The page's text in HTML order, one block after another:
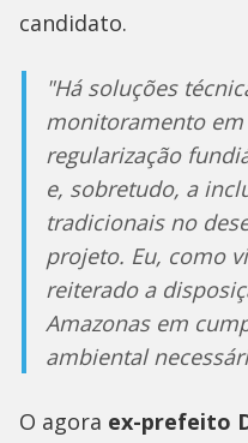
candidato.
"Há soluções
monitoramento
regularização
e, sobretudo, a
tradicionais no
projeto. Eu, como
reiterado a
Amazonas em
ambiental
O agora ex-prefeito